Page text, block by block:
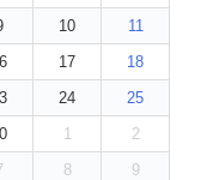
10
11
17
18
24
25
1
2
8 9